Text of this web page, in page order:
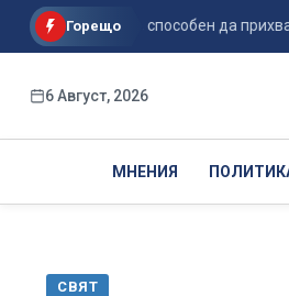
Горещо
VISTA, способен да прихваща
6 Август, 2026
МНЕНИЯ
СВЯТ